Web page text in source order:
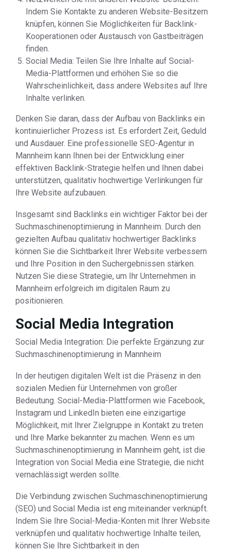
Indem Sie Kontakte zu anderen Website-Besitzern
knüpfen, können Sie Möglichkeiten für Backlink-
Kooperationen oder Austausch von Gastbeiträgen
finden.
Social Media: Teilen Sie Ihre Inhalte auf Social-
Media-Plattformen und erhöhen Sie so die
Wahrscheinlichkeit, dass andere Websites auf Ihre
Inhalte verlinken.
Denken Sie daran, dass der Aufbau von Backlinks ein
kontinuierlicher Prozess ist. Es erfordert Zeit, Geduld
und Ausdauer. Eine professionelle SEO-Agentur in
Mannheim kann Ihnen bei der Entwicklung einer
effektiven Backlink-Strategie helfen und Ihnen dabei
unterstützen, qualitativ hochwertige Verlinkungen für
Ihre Website aufzubauen.
Insgesamt sind Backlinks ein wichtiger Faktor bei der
Suchmaschinenoptimierung in Mannheim. Durch den
gezielten Aufbau qualitativ hochwertiger Backlinks
können Sie die Sichtbarkeit Ihrer Website verbessern
und Ihre Position in den Suchergebnissen stärken.
Nutzen Sie diese Strategie, um Ihr Unternehmen in
Mannheim erfolgreich im digitalen Raum zu
positionieren.
Social Media Integration
Social Media Integration: Die perfekte Ergänzung zur
Suchmaschinenoptimierung in Mannheim
In der heutigen digitalen Welt ist die Präsenz in den
sozialen Medien für Unternehmen von großer
Bedeutung. Social-Media-Plattformen wie Facebook,
Instagram und LinkedIn bieten eine einzigartige
Möglichkeit, mit Ihrer Zielgruppe in Kontakt zu treten
und Ihre Marke bekannter zu machen. Wenn es um
Suchmaschinenoptimierung in Mannheim geht, ist die
Integration von Social Media eine Strategie, die nicht
vernachlässigt werden sollte.
Die Verbindung zwischen Suchmaschinenoptimierung
(SEO) und Social Media ist eng miteinander verknüpft.
Indem Sie Ihre Social-Media-Konten mit Ihrer Website
verknüpfen und qualitativ hochwertige Inhalte teilen,
können Sie Ihre Sichtbarkeit in den